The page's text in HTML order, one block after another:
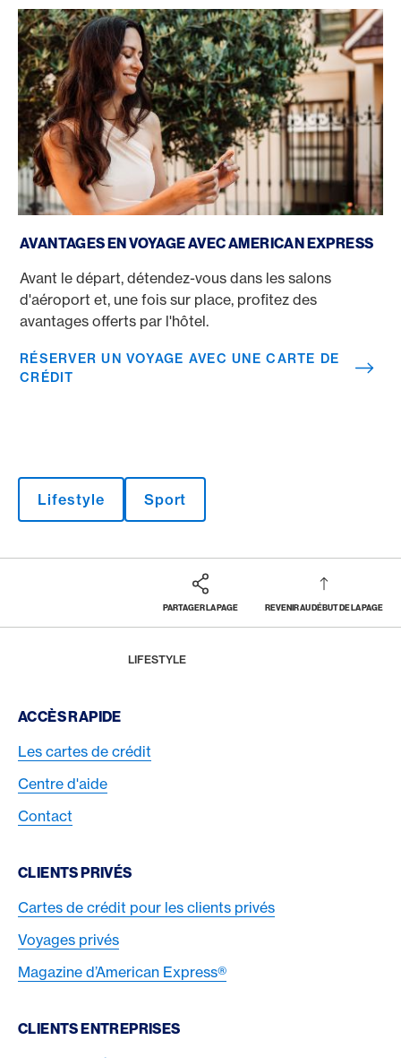
AVANTAGES EN VOYAGE AVEC AMERICAN EXPRESS
Avant le départ, détendez-vous dans les salons
d'aéroport et, une fois sur place, profitez des
avantages offerts par l'hôtel.
RÉSERVER UN VOYAGE AVEC UNE CARTE DE
CRÉDIT
Lifestyle Sport
PARTAGER LA PAGE REVENIR AU DÉBUT DE LA PAGE
Footer
LIFESTYLE
Footer Navigation
ACCÈS RAPIDE
Les cartes de crédit
Centre d'aide
Contact
CLIENTS PRIVÉS
Cartes de crédit pour les clients privés
Voyages privés
Magazine d’American Express®
CLIENTS ENTREPRISES